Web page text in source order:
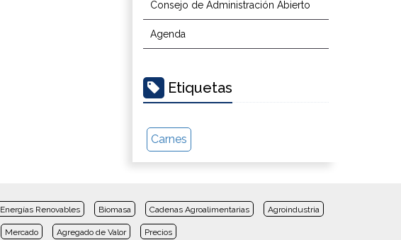
Consejo de Administración Abierto
Agenda
Etiquetas
Carnes
Energías Renovables Biomasa Cadenas Agroalimentarias Agroindustria
Mercado Agregado de Valor Precios